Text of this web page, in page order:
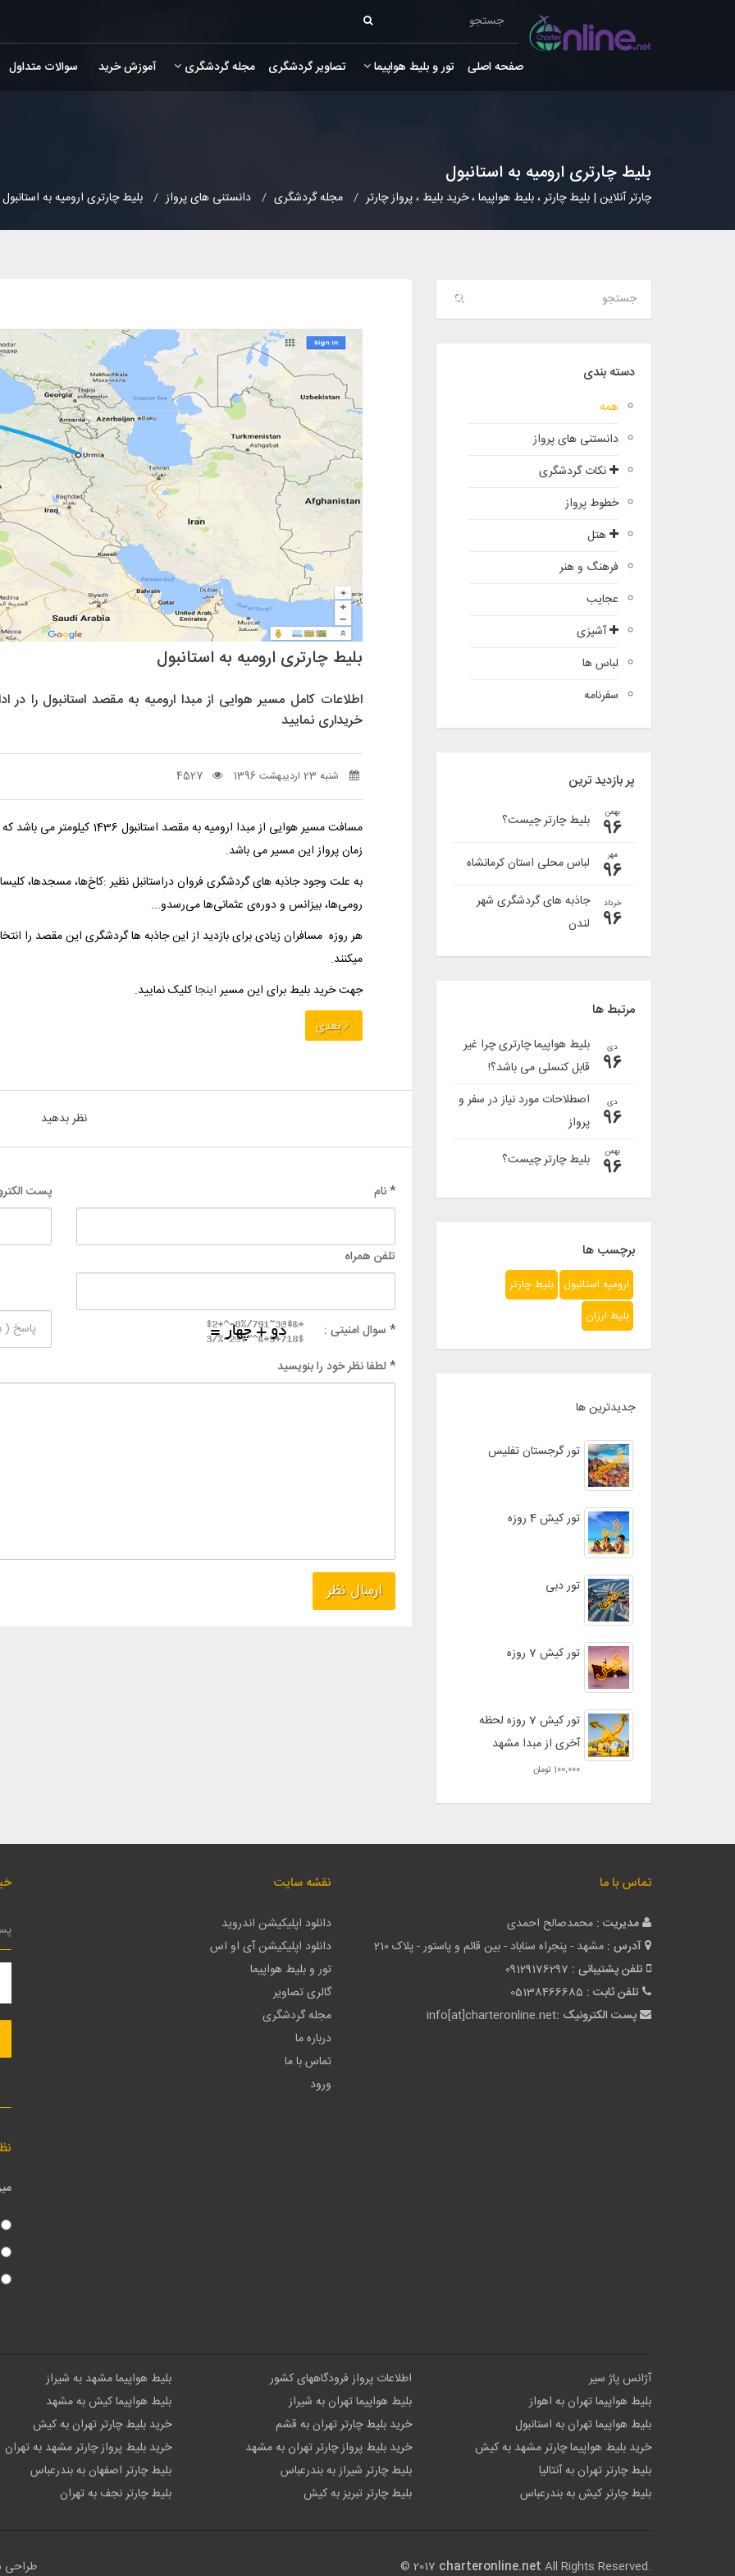
صفحه اصلی تور و بلیط هواپیما تصاویر گردشگری مجله گردشگری آموزش خرید سوالات متداول
بلیط چارتری ارومیه به استانبول
چارتر آنلاین | بلیط چارتر ، بلیط هواپیما ، خرید بلیط ، پرواز چارتر مجله گردشگری دانستنی های پرواز بلیط چارتری ارومیه به استانبول
دسته بندی
همه
دانستنی های پرواز
نکات گردشگری
خطوط پرواز
هتل
فرهنگ و هنر
عجایب
آشپزی
لباس ها
سفرنامه
پر بازدید ترین
بهمن
96 بلیط چارتر چیست؟
مهر
96 لباس محلی استان کرمانشاه
خرداد
96
جاذبه های گردشگری شهر
لندن
مرتبط ها
دی
96
بلیط هواپیما چارتری چرا غیر
قابل کنسلی می باشد؟!
دی
96
اصطلاحات مورد نیاز در سفر و
پرواز
بهمن
96 بلیط چارتر چیست؟
برچسب ها
ارومیه استانبول بلیط چارتر
بلیط ارزان
جدیدترین ها
تور گرجستان تفلیس
تور کیش 4 روزه
تور دبی
تور کیش 7 روزه
تور کیش 7 روزه لحظه
آخری از مبدا مشهد
100,000 تومان
بلیط چارتری ارومیه به استانبول
اطلاعات کامل مسیر هوایی از مبدا ارومیه به مقصد استانبول را در
خریداری نمایید
شنبه 23 اردیبهشت 1396 4527
مسافت مسیر هوایی از مبدا ارومیه به مقصد استانبول 1436 کیلومتر می باشد که حدود2 ساعت و 3 دقیقه طبق محاسبه
زمان پرواز این مسیر می باشد.
به علت وجود جاذبه های گردشگری فروان دراستانبل نظیر :کاخ‌ها، مسجدها،
رومی‌ها، بیزانس و دوره‌ی عثمانی‌ها می‌رسدو...
هر روزه مسافران زیادی برای بازدید از این جاذبه ها گردشگری این مقصد را
میکنند.
جهت خرید بلیط برای این مسیر اینجاکلیک نمایید.
بعدی
نظر بدهید
* نام پست
تلفن همراه
* سوال امنیتی :
* لطفا نظر خود را بنویسید
تماس با ما
مدیریت : محمدصالح احمدی
آدرس : مشهد - پنجراه سناباد - بین قائم و پاستور - پلاک 210
تلفن پشتیبانی : 09129176297
تلفن ثابت : 05138466685
پست الکترونیک :info[at]charteronline.net
نقشه سایت
دانلود اپلیکیشن اندروید
دانلود اپلیکیشن آی او اس
تور و بلیط هواپیما
گالری تصاویر
مجله گردشگری
درباره ما
تماس با ما
ورود
آژانس پاژ سیر اطلاعات پرواز فرودگاههای کشور
بلیط هواپیما مشهد به شیراز
بلیط هواپیما تهران به اهواز
بلیط هواپیما تهران به شیراز
بلیط هواپیما کیش به مشهد
بلیط هواپیما تهران به استانبول
خرید بلیط چارتر تهران به قشم
خرید بلیط چارتر تهران به کیش
خرید بلیط هواپیما چارتر مشهد به کیش
خرید بلیط پرواز چارتر تهران به مشهد
خرید بلیط پرواز چارتر مشهد به تهران
بلیط چارتر تهران به آنتالیا
بلیط چارتر شیراز به بندرعباس
بلیط چارتر اصفهان به بندرعباس
بلیط چارتر کیش به بندرعباس
بلیط چارتر تبریز به کیش بلیط چارتر نجف به تهران
© 2017 charteronline.net All Rights Reserved. طراحی